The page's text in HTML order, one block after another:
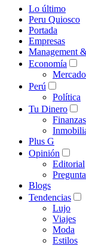
Lo último
Peru Quiosco
Portada
Empresas
Management
Economía
Perú
Política
Tu Dinero
Plus G
Opinión
Editorial
Blogs
Tendencias
Lujo
Viajes
Moda
Estilos